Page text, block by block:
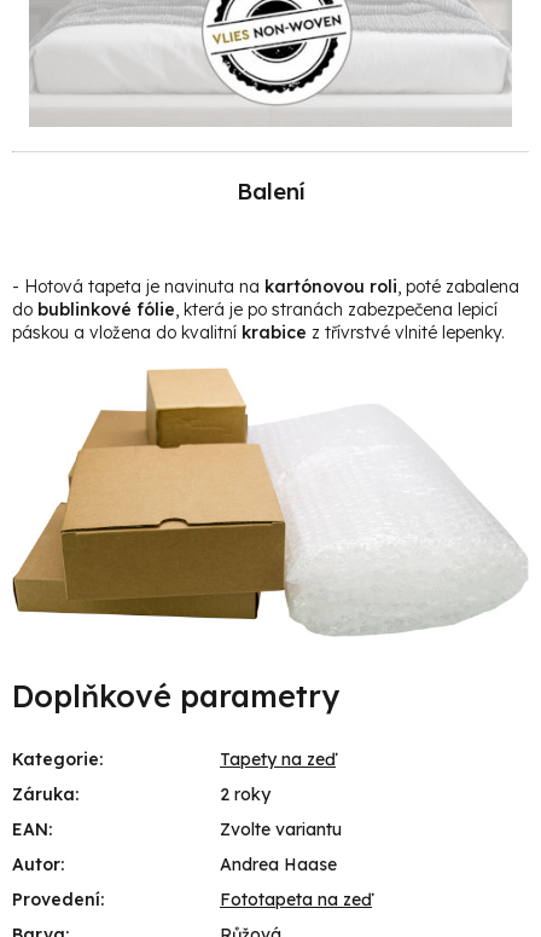
Balení
- Hotová tapeta je navinuta na kartónovou roli, poté zabalena
do bublinkové fólie, která je po stranách zabezpečena lepicí
páskou a vložena do kvalitní krabice z třívrstvé vlnité lepenky.
Doplňkové parametry
Kategorie:
Tapety na zeď
Záruka:
2 roky
EAN:
Zvolte variantu
Autor:
Andrea Haase
Provedení:
Fototapeta na zeď